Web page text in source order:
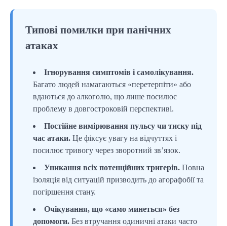
Типові помилки при панічних
атаках
Ігнорування симптомів і самолікування.
Багато людей намагаються «перетерпіти» або
вдаються до алкоголю, що лише посилює
проблему в довгостроковій перспективі.
Постійне вимірювання пульсу чи тиску під
час атаки. Це фіксує увагу на відчуттях і
посилює тривогу через зворотний зв’язок.
Уникання всіх потенційних тригерів. Повна
ізоляція від ситуацій призводить до агорафобії та
погіршення стану.
Очікування, що «само минеться» без
допомоги. Без втручання одиничні атаки часто